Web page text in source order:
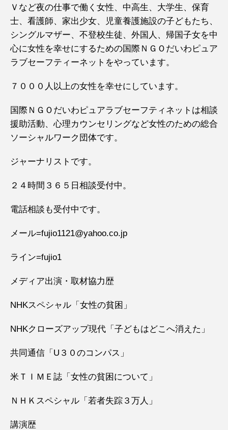
Ｖなど夜の仕事で働く女性、中高生、大学生、保育
士、看護師、家出少女、児童養護施設の子どもたち、
シングルマザー、不登校生徒、外国人、帰国子女を中
心に女性を幸せにするための国際ＮＧＯだいわピュア
ラブセーフティーネットをやっています。
７０００人以上の女性を幸せにしています。
国際ＮＧＯだいわピュアラブセーフティネットは相談
援助活動、心理カウンセリングなど女性のための総合
ソーシャルワーク団体です。
ジャーナリストです。
２４時間３６５日相談受付中。
電話相談も受付中です。
メール=fujio1121@yahoo.co.jp
ライン=fujio1
メディア出演・取材協力歴
NHKスペシャル「女性の貧困」
NHKクローズアップ現代「子どもはどこへ消えた」
共同通信「U３０のコンパス」
米ＴＩＭＥ誌「女性の貧困について」
ＮＨＫスペシャル「若者失踪３万人」
講演歴